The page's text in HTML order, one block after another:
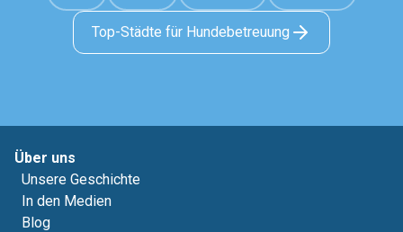
Top-Städte für Hundebetreuung
Über uns
Unsere Geschichte
In den Medien
Blog